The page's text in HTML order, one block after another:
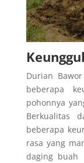
Durian
beberapa
pohonnya
Berkualitas
beberapa
rasa yang
daging buah